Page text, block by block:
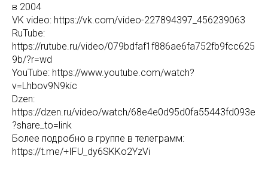
в 2004
VK video: https://vk.com/video-227894397_456239063
RuTube:
https://rutube.ru/video/079bdfaf1f886ae6fa752fb9fcc625
9b/?r=wd
YouTube: https://www.youtube.com/watch?
v=Lhbov9N9kic
Dzen:
https://dzen.ru/video/watch/68e4e0d95d0fa55443fd093e
?share_to=link
Более подробно в группе в телеграмм:
https://t.me/+IFU_dy6SKKo2YzVi